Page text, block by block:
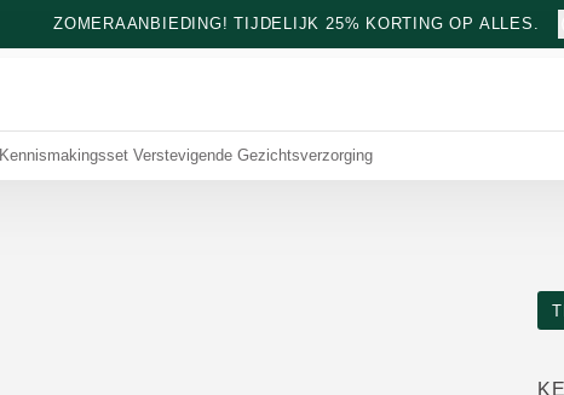
ZOMERAANBIEDING! TIJDELIJK 25% KORTING OP ALLES.
Kennismakingsset Verstevigende Gezichtsverzorging